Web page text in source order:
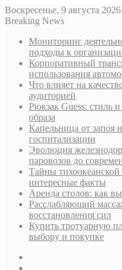
Воскресенье, 9 августа 2026
Breaking News
Мониторинг
подходы к
Корпоративный
использования
Что влияет на
аудиторией
Рюкзак Guess: стиль
образа
Капельница от запоя
госпитализации
Эволюция
паровозов до
Тайны
интересные факты
Аренда столов: как
Расслабляющий
восстановления сил
Купить тротуарную
выбору и покупке